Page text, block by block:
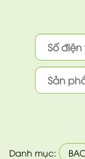
Danh mục: